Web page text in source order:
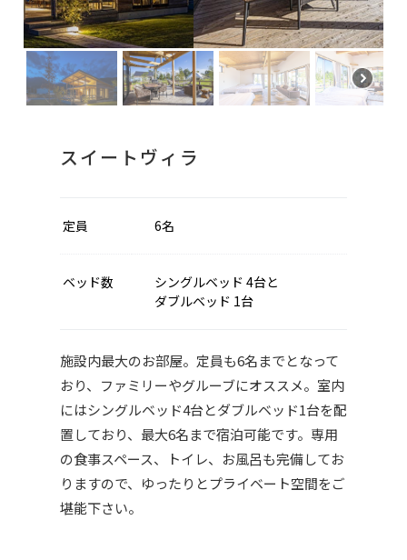
６．チェックイン時に以下の内容に同意いただい
たうえでご署名をいただきます。
ペット同伴宿泊滞在同意書
１．施設内でご利用者様の愛犬が第三者及び第三
者の飼い犬に対し損害や傷害を与えた場合、全て
だきます。
い。また共用部分で排泄行為があった場合は、飼
い主様ご自身で処理していただいた上で、必ずス
タッフまでお申し出ください。
４．ご利用者様の愛犬が建物・家具・備品・植
木、その他設備・備品等に損害を与えないように
十分留意し、万が一、これらを破損または損傷し
た場合は、修理代等を負担していただきます。
スイートヴィラ
定員 6名
ベッド数
シングルベッド 4台と
ダブルベッド 1台
施設内最大のお部屋。定員も6名までとなって
おり、ファミリーやグルーブにオススメ。室内
にはシングルベッド4台とダブルベッド1台を配
置しており、最大6名まで宿泊可能です。専用
の食事スペース、トイレ、お風呂も完備してお
りますので、ゆったりとプライベート空間をご
堪能下さい。